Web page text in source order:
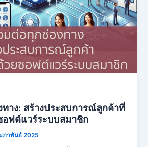
าง: สร้างประสบการณ์ลูกค้าที่
อฟต์แวร์ระบบสมาชิก
ภาพันธ์ 2025